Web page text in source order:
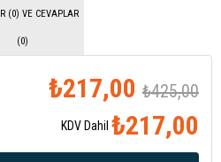
(0) VE CEVAPLAR
(0)
₺425,00
₺217,00
KDV Dahil ₺217,00